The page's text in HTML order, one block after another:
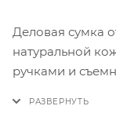
Деловая сумка
натуральной
ручками и